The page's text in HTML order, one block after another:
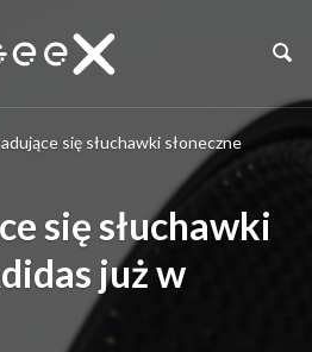
się słuchawki słoneczne
się słuchawki
już w